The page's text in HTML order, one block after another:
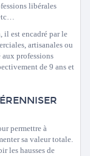
libérales
il est encadré par le
artisanales ou
professions
de 9 ans et
permettre à
sa valeur totale.
les hausses de